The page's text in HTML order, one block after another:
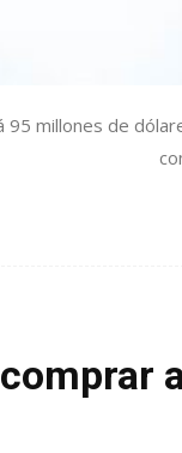
95 millones de